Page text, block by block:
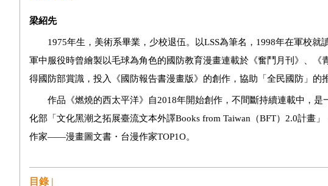
梁紹先
1975年生，美術系畢業，少校退伍。以LSS為筆名，1998年在軍校
軍中服役時曾繪製以毛球為角色的國防教育漫畫連載於《奮鬥月刊》、
得國防部賞識，投入《國防報告書漫畫版》的創作，協助「全民國防」的
作品《燃燒的西太平洋》自2018年開始創作，不間斷持續連載中，
化部「文化黑潮之拓展臺流文本外譯Books from Taiwan（BFT）2.0計畫
作家——漫畫圖文書・台漫作家TOP1O。
目錄 |